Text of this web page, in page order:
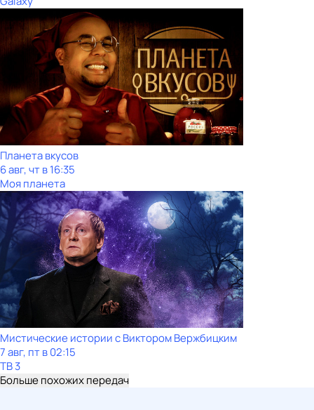
Планета вкусов
6 авг, чт в 16:35
Моя планета
Мистические истории с Виктором Вержбицким
7 авг, пт в 02:15
ТВ 3
Больше похожих передач